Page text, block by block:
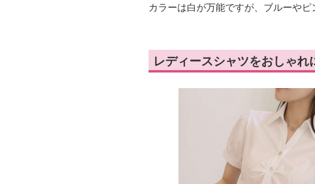
カラーは白が万能ですが、ブルーや
レディースシャツをおしゃれ